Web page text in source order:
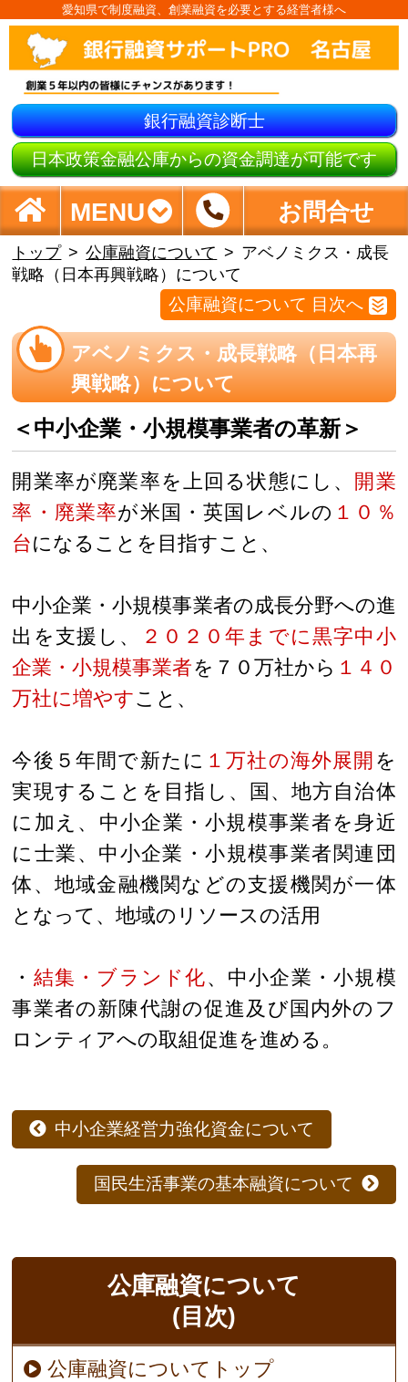
愛知県で制度融資、創業融資を必要とする経営者様へ
銀行融資診断士
日本政策金融公庫からの資金調達が可能です
MENU お問合せ
トップ 公庫融資について
アベノミクス・成長
戦略（日本再興戦略）について
公庫融資について 目次へ
アベノミクス・成長戦略（日本再
興戦略）について
＜中小企業・小規模事業者の革新＞
開業率が廃業率を上回る状態にし、 開業
率・廃業率が米国・英国レベルの １０％
台になることを目指すこと、
中小企業・小規模事業者の成長分野への進
出を支援し、
２０２０年までに黒字中小
企業・小規模事業者を７０万社から １４０
万社に増やすこと、
今後５年間で新たに １万社の海外展開 を
実現することを目指し、国、地方自治体
に加え、中小企業・小規模事業者を身近
に士業、中小企業・小規模事業者関連団
体、地域金融機関などの支援機関が一体
となって、地域のリソースの活用
・ 結集・ブランド化、中小企業・小規模
事業者の新陳代謝の促進及び国内外のフ
ロンティアへの取組促進を進める。
中小企業経営力強化資金について
国民生活事業の基本融資について
公庫融資について
(目次)
公庫融資についてトップ